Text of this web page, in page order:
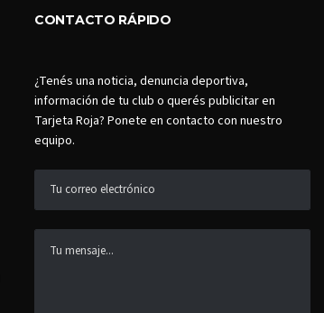
CONTACTO RÁPIDO
¿Tenés una noticia, denuncia deportiva,
información de tu club o querés publicitar en
Tarjeta Roja? Ponete en contacto con nuestro
equipo.